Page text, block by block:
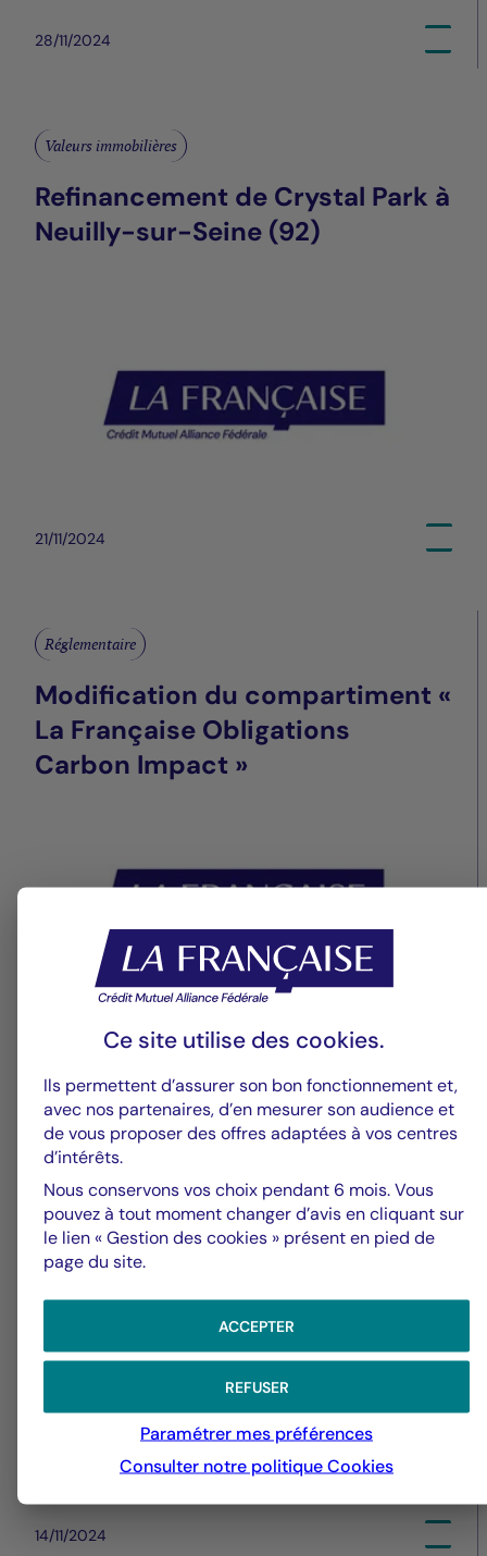
28/11/2024
Valeurs immobilières
Refinancement de Crystal Park à
Neuilly-sur-Seine (92)
21/11/2024
Réglementaire
Modification du compartiment «
La Française Obligations
Carbon Impact »
15/11/2024
ESG
COP16 : Ambitions audacieuses
ou avancées tangibles pour la
biodiversité mondiale ?
14/11/2024
Ce site utilise des cookies.
Ils permettent d’assurer son bon fonctionnement et,
avec nos partenaires, d’en mesurer son audience et
de vous proposer des offres adaptées à vos centres
d’intérêts.
Nous conservons vos choix pendant 6 mois. Vous
pouvez à tout moment changer d’avis en cliquant sur
le lien « Gestion des cookies » présent en pied de
page du site.
ACCEPTER
REFUSER
Paramétrer mes préférences
Consulter notre politiqueCookies